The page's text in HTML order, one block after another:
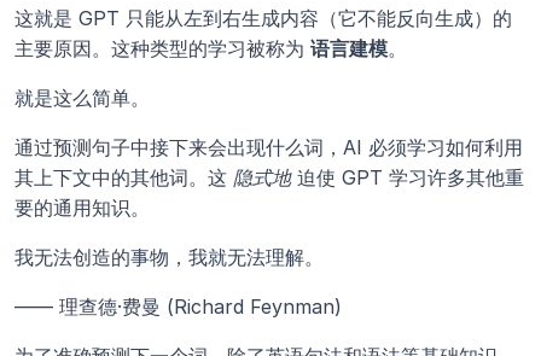
这就是 GPT 只能从左到右生成内容（它不能反向生成）的
主要原因。这种类型的学习被称为 语言建模。
就是这么简单。
通过预测句子中接下来会出现什么词，AI 必须学习如何利用
其上下文中的其他词。这 隐式地 迫使 GPT 学习许多其他重
要的通用知识。
我无法创造的事物，我就无法理解。
—— 理查德·费曼 (Richard Feynman)